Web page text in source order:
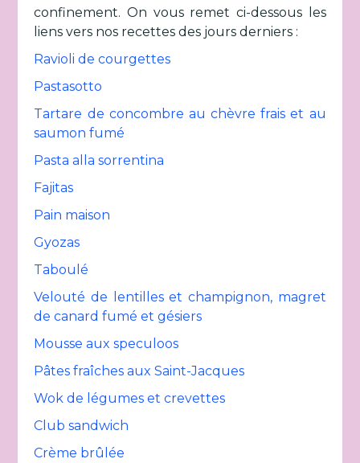
confinement. On vous remet ci-dessous les
liens vers nos recettes des jours derniers :
Ravioli de courgettes
Pastasotto
Tartare de concombre au chèvre frais et au
saumon fumé
Pasta alla sorrentina
Fajitas
Pain maison
Gyozas
Taboulé
Velouté de lentilles et champignon, magret
de canard fumé et gésiers
Mousse aux speculoos
Pâtes fraîches aux Saint-Jacques
Wok de légumes et crevettes
Club sandwich
Crème brûlée